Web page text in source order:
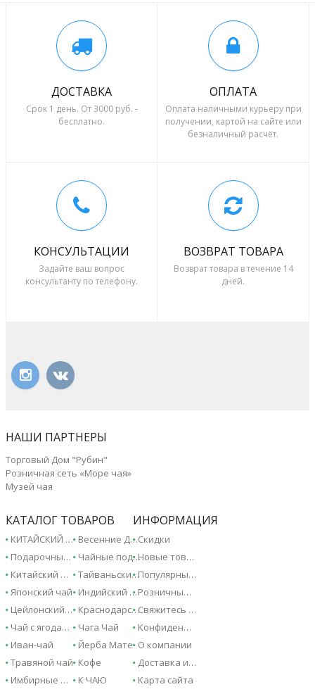
ДОСТАВКА
Срок 1 день. От 3000 руб. -
бесплатно.
ОПЛАТА
Оплата наличными курьеру при
получении, картой на сайте или
безналичный расчёт.
КОНСУЛЬТАЦИИ
Задайте ваш вопрос
консультанту по телефону.
ВОЗВРАТ ТОВАРА
Возврат товара в течение 14
дней.
НАШИ ПАРТНЕРЫ
Торговый Дом "Рубин"
Розничная сеть «Море чая»
Музей чая
КАТАЛОГ ТОВАРОВ
КИТАЙСКИЙ ЧАЙ - 2026!
Весенние Дарджилинги - 2026!
Подарочные сертификаты
Чайные подарки и сувениры
Китайский чай
Тайваньский чай
Японский чай Индийский чай
Цейлонский чай
Краснодарский чай
Чай с ягодами и фруктами
Чага Чай
Иван-чай
Йерба Мате
Травяной чай Кофе
Имбирные напитки
К ЧАЮ
ИНФОРМАЦИЯ
Скидки
Новые товары
Популярные товары
Розничные магазины
Свяжитесь с нами
Конфиденциальность
О компании
Доставка и оплата
Карта сайта